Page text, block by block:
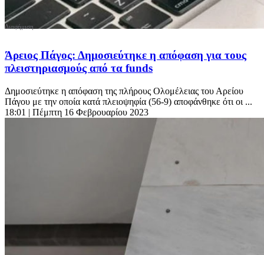
Άρειος Πάγος: Δημοσιεύτηκε η απόφαση για τους
πλειστηριασμούς από τα funds
Δημοσιεύτηκε η απόφαση της πλήρους Ολομέλειας του Αρείου
Πάγου με την οποία κατά πλειοψηφία (56-9) αποφάνθηκε ότι οι ...
18:01 | Πέμπτη 16 Φεβρουαρίου 2023